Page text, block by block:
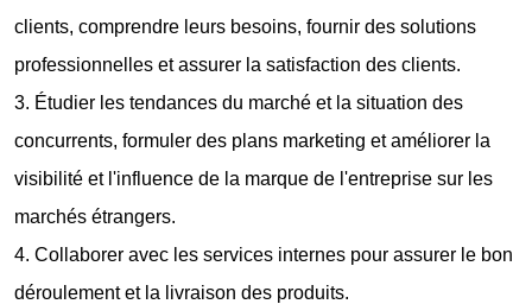
clients, comprendre leurs besoins, fournir des solutions
professionnelles et assurer la satisfaction des clients.
3. Étudier les tendances du marché et la situation des
concurrents, formuler des plans marketing et améliorer la
visibilité et l'influence de la marque de l'entreprise sur les
marchés étrangers.
4. Collaborer avec les services internes pour assurer le bon
déroulement et la livraison des produits.